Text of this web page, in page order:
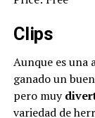
Clips
Aunque es
ganado un
pero muy
variedad de